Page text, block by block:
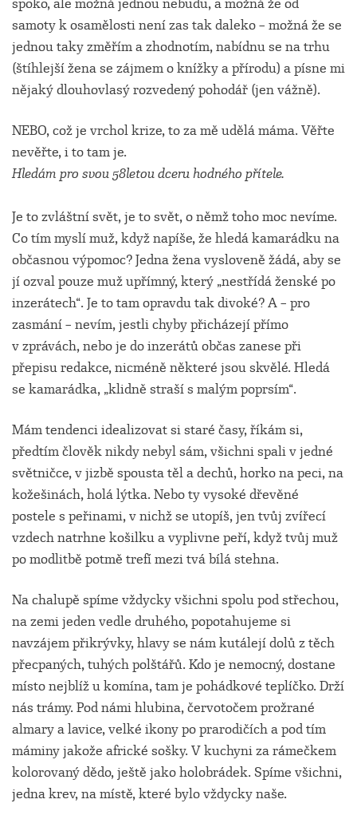
spoko, ale možná jednou nebudu, a možná že od
samoty k osamělosti není zas tak daleko – možná že se
jednou taky změřím a zhodnotím, nabídnu se na trhu
(štíhlejší žena se zájmem o knížky a přírodu) a písne mi
nějaký dlouhovlasý rozvedený pohodář (jen vážně).
NEBO, což je vrchol krize, to za mě udělá máma. Věřte
nevěřte, i to tam je.
Hledám pro svou 58letou dceru hodného přítele.
Je to zvláštní svět, je to svět, o němž toho moc nevíme.
Co tím myslí muž, když napíše, že hledá kamarádku na
občasnou výpomoc? Jedna žena vysloveně žádá, aby se
jí ozval pouze muž upřímný, který „nestřídá ženské po
inzerátech“. Je to tam opravdu tak divoké? A – pro
zasmání – nevím, jestli chyby přicházejí přímo
v zprávách, nebo je do inzerátů občas zanese při
přepisu redakce, nicméně některé jsou skvělé. Hledá
se kamarádka, „klidně straší s malým poprsím“.
Mám tendenci idealizovat si staré časy, říkám si,
předtím člověk nikdy nebyl sám, všichni spali v jedné
světničce, v jizbě spousta těl a dechů, horko na peci, na
kožešinách, holá lýtka. Nebo ty vysoké dřevěné
postele s peřinami, v nichž se utopíš, jen tvůj zvířecí
vzdech natrhne košilku a vyplivne peří, když tvůj muž
po modlitbě potmě trefí mezi tvá bílá stehna.
Na chalupě spíme vždycky všichni spolu pod střechou,
na zemi jeden vedle druhého, popotahujeme si
navzájem přikrývky, hlavy se nám kutálejí dolů z těch
přecpaných, tuhých polštářů. Kdo je nemocný, dostane
místo nejblíž u komína, tam je pohádkové teplíčko. Drží
nás trámy. Pod námi hlubina, červotočem prožrané
almary a lavice, velké ikony po prarodičích a pod tím
máminy jakože africké sošky. V kuchyni za rámečkem
kolorovaný dědo, ještě jako holobrádek. Spíme všichni,
jedna krev, na místě, které bylo vždycky naše.